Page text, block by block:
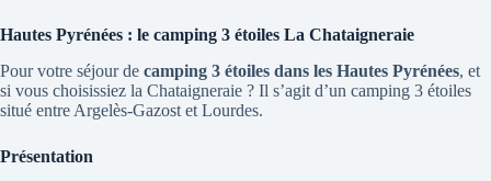
Hautes Pyrénées : le camping 3 étoiles La Chataigneraie
Pour votre séjour de camping 3 étoiles dans les Hautes Pyrénées, et
si vous choisissiez la Chataigneraie ? Il s’agit d’un camping 3 étoiles
situé entre Argelès-Gazost et Lourdes.
Présentation